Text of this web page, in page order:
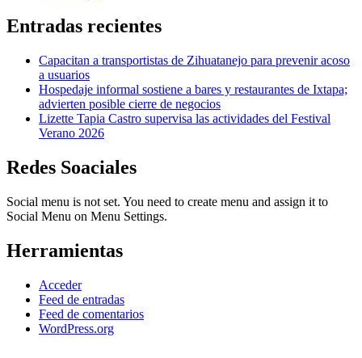
Entradas recientes
Capacitan a transportistas de Zihuatanejo para prevenir acoso
a usuarios
Hospedaje informal sostiene a bares y restaurantes de Ixtapa;
advierten posible cierre de negocios
Lizette Tapia Castro supervisa las actividades del Festival
Verano 2026
Redes Soaciales
Social menu is not set. You need to create menu and assign it to
Social Menu on Menu Settings.
Herramientas
Acceder
Feed de entradas
Feed de comentarios
WordPress.org